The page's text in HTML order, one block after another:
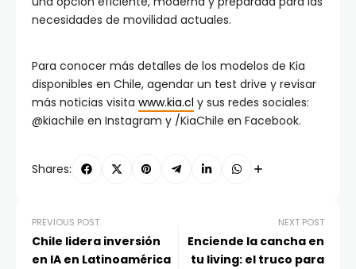
necesidades de movilidad actuales.
Para conocer más detalles de los modelos de Kia
disponibles en Chile, agendar un test drive y revisar
más noticias visita www.kia.cl y sus redes sociales:
@kiachile en Instagram y /KiaChile en Facebook.
Shares:
PREVIOUS POST
Chile lidera inversión
en IA en Latinoamérica
NEXT POST
Enciende la cancha en
tu living: el truco para